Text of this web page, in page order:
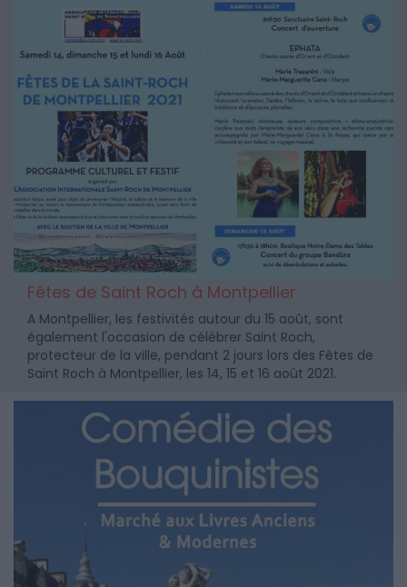
Fêtes de Saint Roch à Montpellier
A Montpellier, les festivités autour du 15 août, sont
également l'occasion de célébrer Saint Roch,
protecteur de la ville, pendant 2 jours lors des Fêtes de
Saint Roch à Montpellier, les 14, 15 et 16 août 2021.